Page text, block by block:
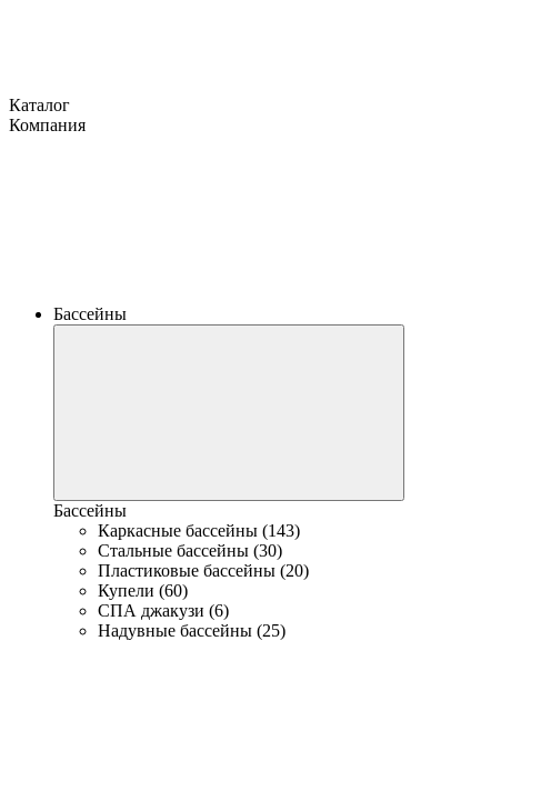
Каталог
Компания
Бассейны
Бассейны
Каркасные бассейны (143)
Стальные бассейны (30)
Пластиковые бассейны (20)
Купели (60)
СПА джакузи (6)
Надувные бассейны (25)